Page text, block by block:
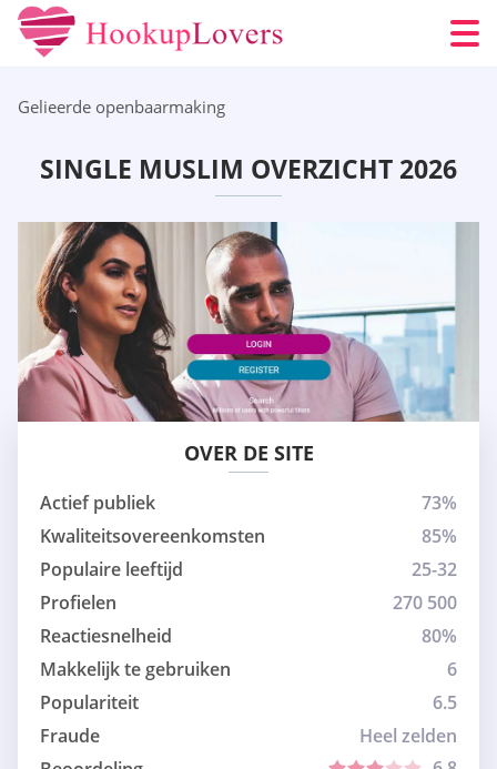
Gelieerde openbaarmaking
SINGLE MUSLIM OVERZICHT 2026
OVER DE SITE
Actief publiek
73%
Kwaliteitsovereenkomsten
85%
Populaire leeftijd
25-32
Profielen
270 500
Reactiesnelheid
80%
Makkelijk te gebruiken
6
Populariteit
6.5
Fraude
Heel zelden